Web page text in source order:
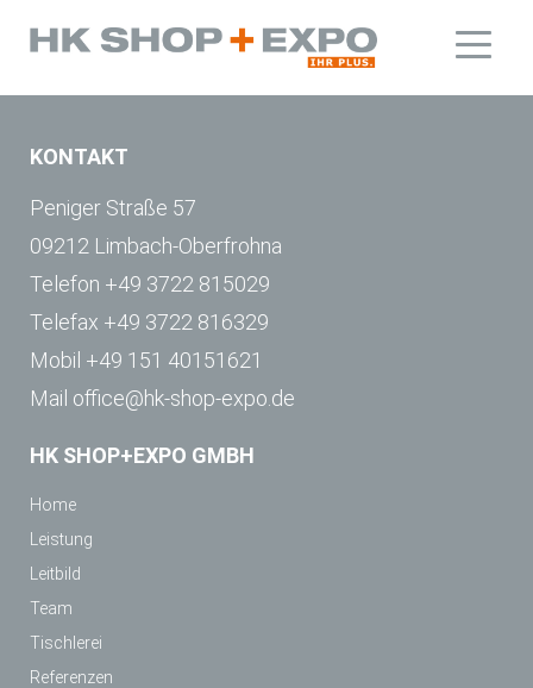
KONTAKT
Peniger Straße 57
09212 Limbach-Oberfrohna
Telefon +49 3722 815029
Telefax +49 3722 816329
Mobil +49 151 40151621
Mail office@hk-shop-expo.de
HK SHOP+EXPO GMBH
Home
Leistung
Leitbild
Team
Tischlerei
Referenzen